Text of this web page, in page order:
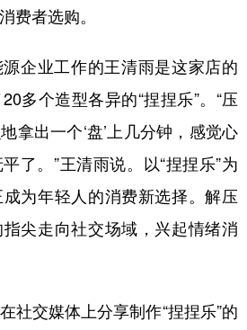
费者选购。
业工作的王清雨是这家店的
多个造型各异的“捏捏乐”。“压
拿出一个‘盘’上几分钟，感觉心
了。”王清雨说。以“捏捏乐”为
为年轻人的消费新选择。解压
尖走向社交场域，兴起情绪消
交媒体上分享制作“捏捏乐”的